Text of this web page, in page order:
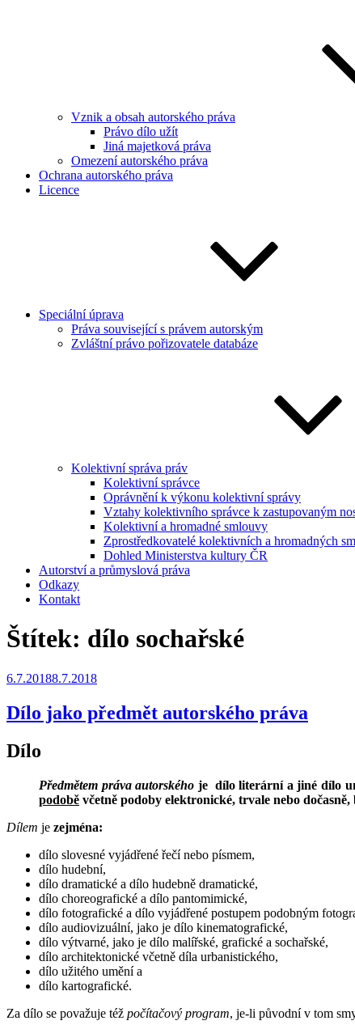
Vznik a obsah autorského práva
Právo dílo užít
Jiná majetková práva
Omezení autorského práva
Ochrana autorského práva
Licence
Speciální úprava
Práva související s právem autorským
Zvláštní právo pořizovatele databáze
Kolektivní správa práv
Kolektivní správce
Oprávnění k výkonu kolektivní správy
Vztahy kolektivního správce k zastupovaným
Kolektivní a hromadné smlouvy
Zprostředkovatelé kolektivních a hromadných
Dohled Ministerstva kultury ČR
Autorství a průmyslová práva
Odkazy
Kontakt
Štítek: dílo sochařské
Publikováno
6.7.20188.7.2018
Dílo jako předmět autorského práva
Dílo
Předmětem práva autorského je dílo literární a jiné dílo
podobě včetně podoby elektronické, trvale nebo
Dílem je zejména:
dílo slovesné vyjádřené řečí nebo písmem,
dílo hudební,
dílo dramatické a dílo hudebně dramatické,
dílo choreografické a dílo pantomimické,
dílo fotografické a dílo vyjádřené postupem podobným
dílo audiovizuální, jako je dílo kinematografické,
dílo výtvarné, jako je dílo malířské, grafické a sochařské,
dílo architektonické včetně díla urbanistického,
dílo užitého umění a
dílo kartografické.
Za dílo se považuje též počítačový program, je-li původní v tom